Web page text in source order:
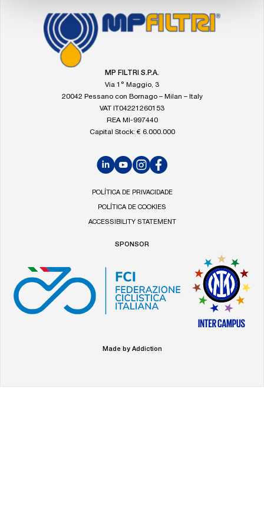
FOOTER
Vá
para
a
página
inicial
MP FILTRI S.P.A.
Via 1° Maggio, 3
20042 Pessano con Bornago – Milan – Italy
VAT IT04221260153
REA MI-997440
Capital Stock: € 6.000.000
LinkedInYouTubeInstagramFacebook
POLÍTICA DE PRIVACIDADE
POLÍTICA DE COOKIES
ACCESSIBILITY STATEMENT
SPONSOR
Made by Addiction